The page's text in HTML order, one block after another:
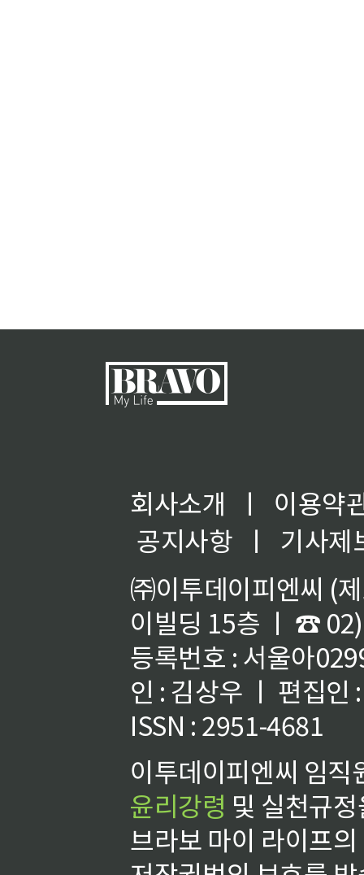
회사소개 ㅣ
이용약
공지사항
ㅣ
기사제
㈜이투데이피엔씨 (
이빌딩 15층 ㅣ ☎
등록번호 : 서울아
인 : 김상우 ㅣ 편집인
ISSN : 2951-4681
이투데이피엔씨 임
윤리강령 및 실천규
브라보 마이 라이프